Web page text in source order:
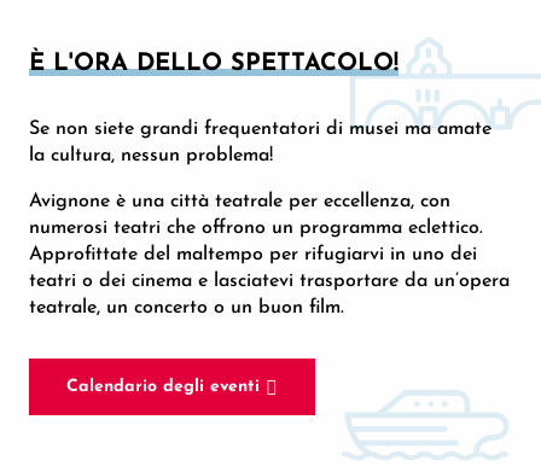
È L'ORA DELLO SPETTACOLO!
Se non siete grandi frequentatori di musei ma amate
la cultura, nessun problema!
Avignone è una città teatrale per eccellenza, con
numerosi teatri che offrono un programma eclettico.
Approfittate del maltempo per rifugiarvi in uno dei
teatri o dei cinema e lasciatevi trasportare da un’opera
teatrale, un concerto o un buon film.
Calendario degli eventi